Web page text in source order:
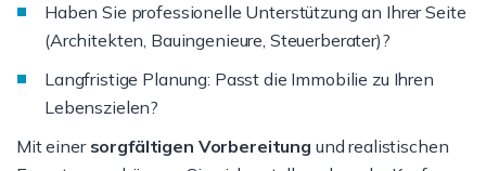
Haben Sie professionelle Unterstützung an Ihrer Seite
(Architekten, Bauingenieure, Steuerberater)?
Langfristige Planung: Passt die Immobilie zu Ihren
Lebenszielen?
Mit einer sorgfältigen Vorbereitung und realistischen